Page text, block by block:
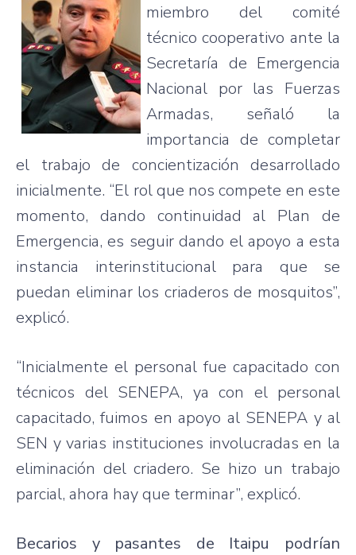
miembro del comité
técnico cooperativo ante la
Secretaría de Emergencia
Nacional por las Fuerzas
Armadas, señaló la
importancia de completar
el trabajo de concientización desarrollado
inicialmente. “El rol que nos compete en este
momento, dando continuidad al Plan de
Emergencia, es seguir dando el apoyo a esta
instancia interinstitucional para que se
puedan eliminar los criaderos de mosquitos”,
explicó.
“Inicialmente el personal fue capacitado con
técnicos del SENEPA, ya con el personal
capacitado, fuimos en apoyo al SENEPA y al
SEN y varias instituciones involucradas en la
eliminación del criadero. Se hizo un trabajo
parcial, ahora hay que terminar”, explicó.
Becarios y pasantes de Itaipu podrían